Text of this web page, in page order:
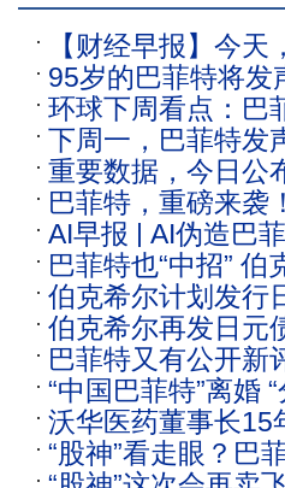
【财经早报】今天
95岁的巴菲特将发
份发表致股东信
环球下周看点：巴
季揭幕
下周一，巴菲特发
重要数据，今日公
巴菲特，重磅来袭！
AI早报 | AI伪造巴
清；刘强东：员工
参与
巴菲特也“中招”
伯克希尔计划发行
伯克希尔再发日元
巴菲特又有公开新
视频
“中国巴菲特”离婚
国第一批股民
沃华医药董事长15
权，曾被称为“中国
“股神”看走眼？巴